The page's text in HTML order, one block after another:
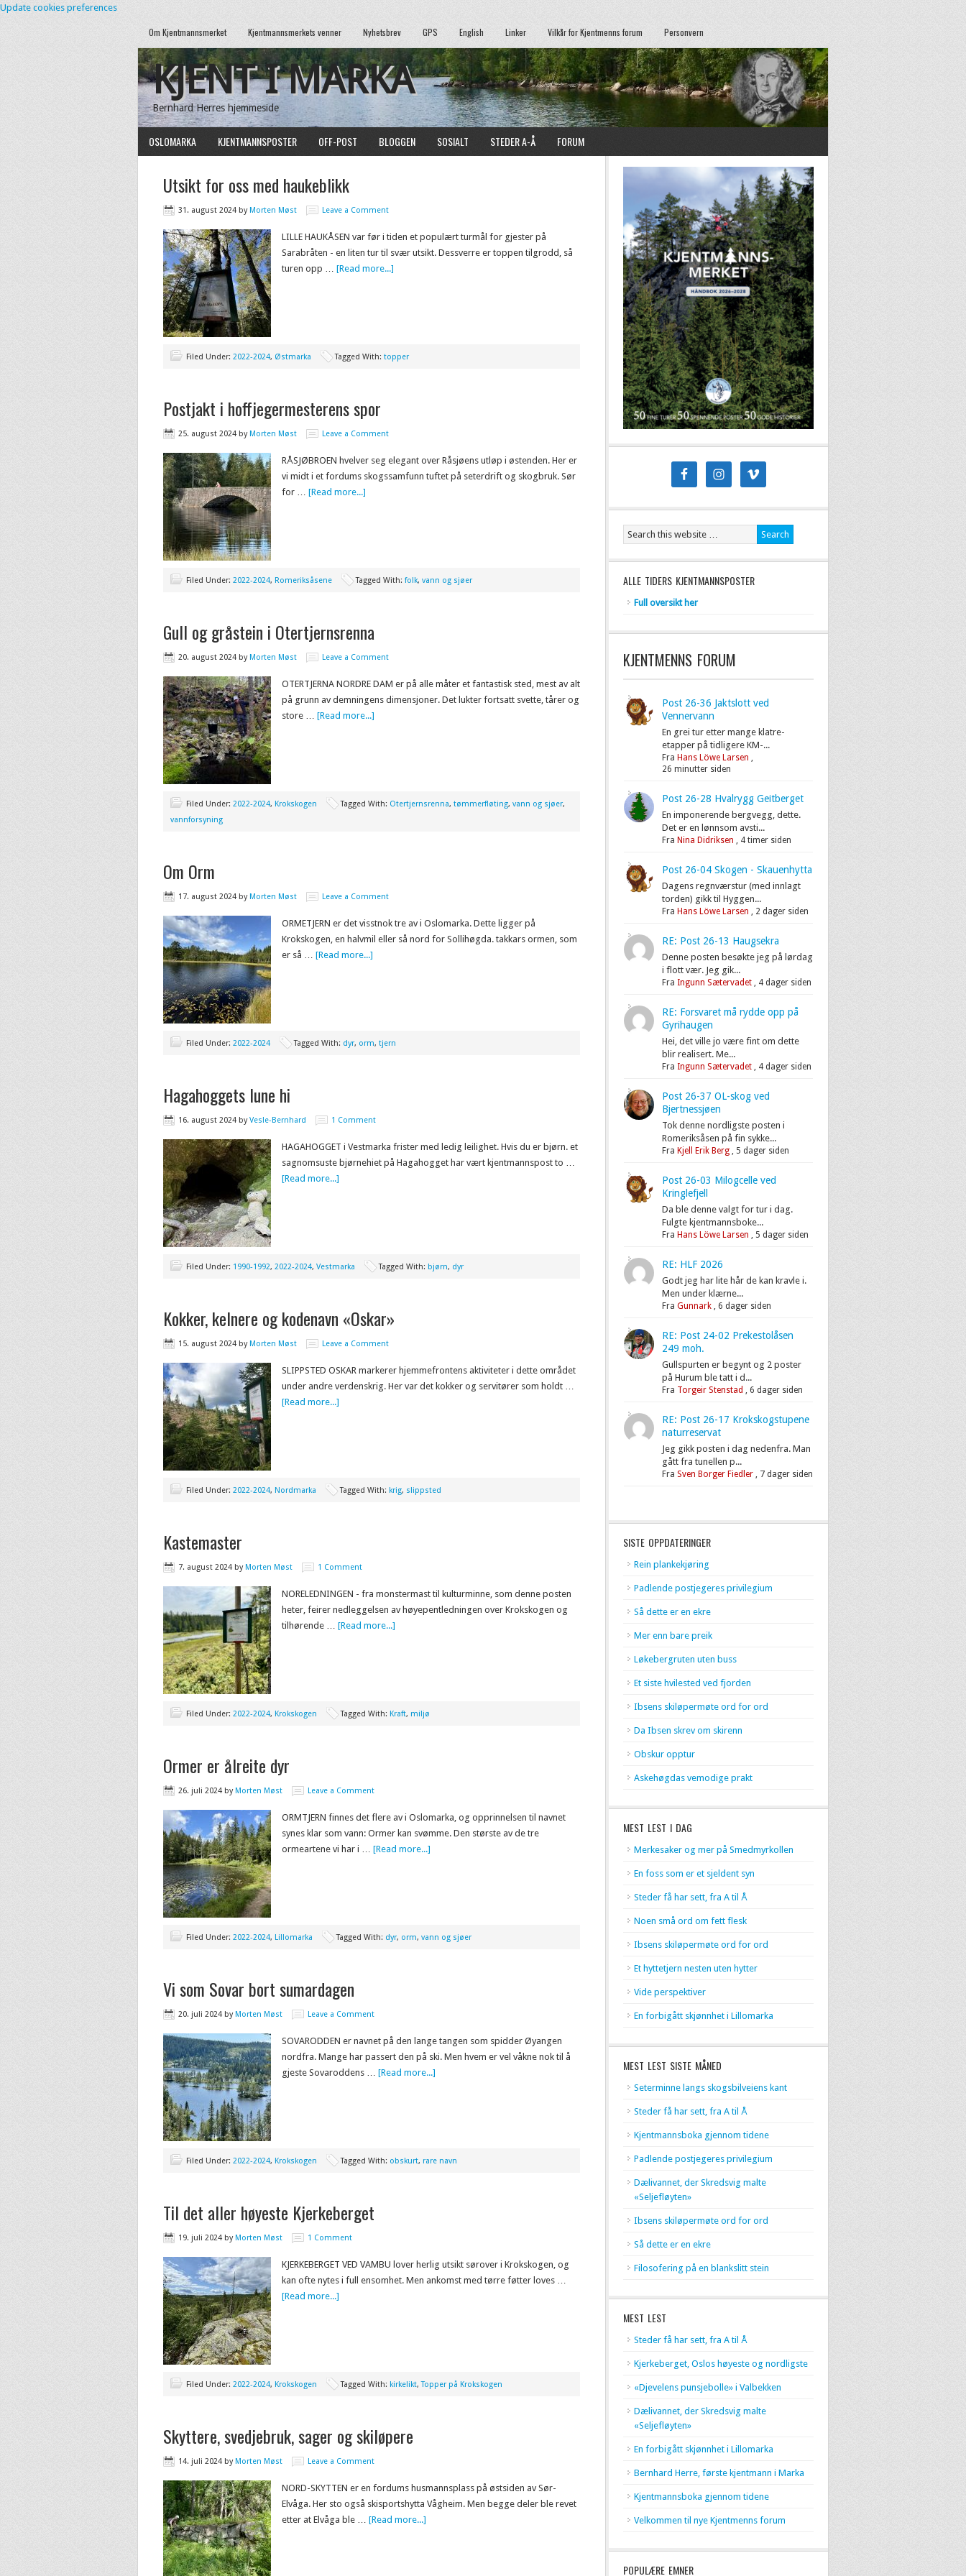
Update cookies preferences
Om Kjentmannsmerket Kjentmannsmerkets venner Nyhetsbrev GPS English Linker Vilkår for Kjentmenns forum Personvern
KJENT I MARKA
Bernhard Herres hjemmeside
OSLOMARKA KJENTMANNSPOSTER OFF-POST BLOGGEN SOSIALT STEDER A-Å FORUM
Utsikt for oss med haukeblikk
31. august 2024 byMorten Møst Leave a Comment
LILLE HAUKÅSEN var før i tiden et populært turmål for gjester på
Sarabråten - en liten tur til svær utsikt. Dessverre er toppen tilgrodd, så
turen opp … [Read more...]
Filed Under: 2022-2024, Østmarka Tagged With: topper
Postjakt i hoffjegermesterens spor
25. august 2024 byMorten Møst Leave a Comment
RÅSJØBROEN hvelver seg elegant over Råsjøens utløp i østenden. Her er
vi midt i et fordums skogssamfunn tuftet på seterdrift og skogbruk. Sør
for … [Read more...]
Filed Under: 2022-2024, Romeriksåsene Tagged With: folk, vann og sjøer
Gull og gråstein i Otertjernsrenna
20. august 2024 byMorten Møst Leave a Comment
OTERTJERNA NORDRE DAM er på alle måter et fantastisk sted, mest av alt
på grunn av demningens dimensjoner. Det lukter fortsatt svette, tårer og
store … [Read more...]
Filed Under: 2022-2024, Krokskogen Tagged With: Otertjernsrenna, tømmerfløting, vann og sjøer,
vannforsyning
Om Orm
17. august 2024 byMorten Møst Leave a Comment
ORMETJERN er det visstnok tre av i Oslomarka. Dette ligger på
Krokskogen, en halvmil eller så nord for Sollihøgda. takkars ormen, som
er så … [Read more...]
Filed Under: 2022-2024 Tagged With: dyr, orm, tjern
Hagahoggets lune hi
16. august 2024 byVesle-Bernhard 1 Comment
HAGAHOGGET i Vestmarka frister med ledig leilighet. Hvis du er bjørn. et
sagnomsuste bjørnehiet på Hagahogget har vært kjentmannspost to …
[Read more...]
Filed Under: 1990-1992, 2022-2024, Vestmarka Tagged With: bjørn, dyr
Kokker, kelnere og kodenavn «Oskar»
15. august 2024 byMorten Møst Leave a Comment
SLIPPSTED OSKAR markerer hjemmefrontens aktiviteter i dette området
under andre verdenskrig. Her var det kokker og servitører som holdt …
[Read more...]
Filed Under: 2022-2024, Nordmarka Tagged With: krig, slippsted
Kastemaster
7. august 2024 byMorten Møst 1 Comment
NORELEDNINGEN - fra monstermast til kulturminne, som denne posten
heter, feirer nedleggelsen av høyepentledningen over Krokskogen og
tilhørende … [Read more...]
Filed Under: 2022-2024, Krokskogen Tagged With: Kraft, miljø
Ormer er ålreite dyr
26. juli 2024 byMorten Møst Leave a Comment
ORMTJERN finnes det flere av i Oslomarka, og opprinnelsen til navnet
synes klar som vann: Ormer kan svømme. Den største av de tre
ormeartene vi har i … [Read more...]
Filed Under: 2022-2024, Lillomarka Tagged With: dyr, orm, vann og sjøer
Vi som Sovar bort sumardagen
20. juli 2024 byMorten Møst Leave a Comment
SOVARODDEN er navnet på den lange tangen som spidder Øyangen
nordfra. Mange har passert den på ski. Men hvem er vel våkne nok til å
gjeste Sovaroddens … [Read more...]
Filed Under: 2022-2024, Krokskogen Tagged With: obskurt, rare navn
Til det aller høyeste Kjerkeberget
19. juli 2024 byMorten Møst 1 Comment
KJERKEBERGET VED VAMBU lover herlig utsikt sørover i Krokskogen, og
kan ofte nytes i full ensomhet. Men ankomst med tørre føtter loves …
[Read more...]
Filed Under: 2022-2024, Krokskogen Tagged With: kirkelikt,Topper på Krokskogen
Skyttere, svedjebruk, sager og skiløpere
14. juli 2024 byMorten Møst Leave a Comment
NORD-SKYTTEN er en fordums husmannsplass på østsiden av Sør-
Elvåga. Her sto også skisportshytta Vågheim. Men begge deler ble revet
etter at Elvåga ble … [Read more...]
ALLE TIDERS KJENTMANNSPOSTER
Full oversikt her
KJENTMENNS FORUM
Post 26-36 Jaktslott ved
Vennervann
En grei tur etter mange klatre-
etapper på tidligere KM-...
Fra Hans Löwe Larsen ,
26 minutter siden
Post 26-28 Hvalrygg Geitberget
En imponerende bergvegg, dette.
Det er en lønnsom avsti...
Fra Nina Didriksen , 4 timer siden
Post 26-04 Skogen - Skauenhytta
Dagens regnværstur (med innlagt
torden) gikk til Hyggen...
Fra Hans Löwe Larsen , 2 dager siden
RE: Post 26-13 Haugsekra
Denne posten besøkte jeg på lørdag
i flott vær. Jeg gik...
Fra Ingunn Sætervadet, 4 dager siden
RE: Forsvaret må rydde opp på
Gyrihaugen
Hei, det ville jo være fint om dette
blir realisert. Me...
Fra Ingunn Sætervadet, 4 dager siden
Post 26-37 OL-skog ved
Bjertnessjøen
Tok denne nordligste posten i
Romeriksåsen på fin sykke...
Fra Kjell Erik Berg, 5 dager siden
Post 26-03 Milogcelle ved
Kringlefjell
Da ble denne valgt for tur i dag.
Fulgte kjentmannsboke...
Fra Hans Löwe Larsen , 5 dager siden
RE: HLF 2026
Godt jeg har lite hår de kan kravle i.
Men under klærne...
Fra Gunnark, 6 dager siden
RE: Post 24-02 Prekestolåsen
249 moh.
Gullspurten er begynt og 2 poster
på Hurum ble tatt i d...
Fra Torgeir Stenstad , 6 dager siden
RE: Post 26-17 Krokskogstupene
naturreservat
Jeg gikk posten i dag nedenfra. Man
gått fra tunellen p...
Fra Sven Borger Fiedler, 7 dager siden
SISTE OPPDATERINGER
Rein plankekjøring
Padlende postjegeres privilegium
Så dette er en ekre
Mer enn bare preik
Løkebergruten uten buss
Et siste hvilested ved fjorden
Ibsens skiløpermøte ord for ord
Da Ibsen skrev om skirenn
Obskur opptur
Askehøgdas vemodige prakt
MEST LEST I DAG
Merkesaker og mer på Smedmyrkollen
En foss som er et sjeldent syn
Steder få har sett, fra A til Å
Noen små ord om fett flesk
Ibsens skiløpermøte ord for ord
Et hyttetjern nesten uten hytter
Vide perspektiver
En forbigått skjønnhet i Lillomarka
MEST LEST SISTE MÅNED
Seterminne langs skogsbilveiens kant
Steder få har sett, fra A til Å
Kjentmannsboka gjennom tidene
Padlende postjegeres privilegium
Dælivannet, der Skredsvig malte
«Seljefløyten»
Ibsens skiløpermøte ord for ord
Så dette er en ekre
Filosofering på en blankslitt stein
MEST LEST
Steder få har sett, fra A til Å
Kjerkeberget, Oslos høyeste og nordligste
«Djevelens punsjebolle» i Valbekken
Dælivannet, der Skredsvig malte
«Seljefløyten»
En forbigått skjønnhet i Lillomarka
Bernhard Herre, første kjentmann i Marka
Kjentmannsboka gjennom tidene
Velkommen til nye Kjentmenns forum
POPULÆRE EMNER